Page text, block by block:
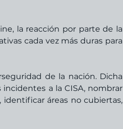
la reacción por parte de la
cada vez más duras para
de la nación. Dicha
a la CISA, nombrar
áreas no cubiertas,